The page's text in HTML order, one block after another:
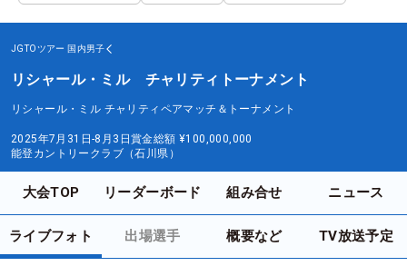
JGTOツアー 国内男子
リシャール・ミル チャリティトーナメント
リシャール・ミル チャリティペアマッチ＆トーナメント
2025年7月31日-8月3日賞金総額 ¥100,000,000
能登カントリークラブ（石川県）
大会TOP リーダーボード 組み合せ ニュース
ライブフォト 出場選手 概要など TV放送予定